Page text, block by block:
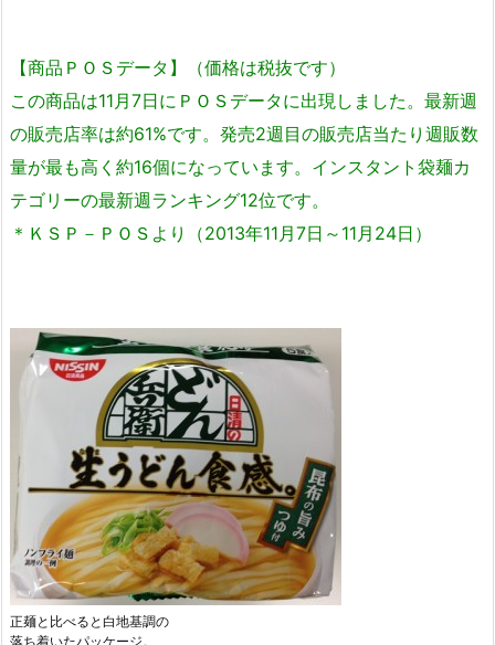
【商品ＰＯＳデータ】（価格は税抜です）
この商品は11月7日にＰＯＳデータに出現しました。最新週
の販売店率は約61%です。発売2週目の販売店当たり週販数
量が最も高く約16個になっています。インスタント袋麺カ
テゴリーの最新週ランキング12位です。
＊ＫＳＰ－ＰＯＳより（2013年11月7日～11月24日）
正麺と比べると白地基調の
落ち着いたパッケージ。